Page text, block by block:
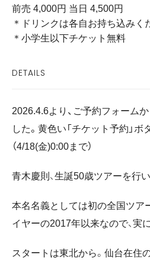
前売 4,000円 当日 4,500円
＊ドリンクは各自お持ち込みく
＊小学生以下チケット無料
DETAILS
2026.4.6より、ご予約フォーム
した。黄色い「チケット予約」ボ
（4/18(金)0:00まで）
青木慶則、生誕50歳ツアーを行い
本名名義としては初の全国ツア
イヤーの2017年以来なので、実
スタートは東北から。仙台在住